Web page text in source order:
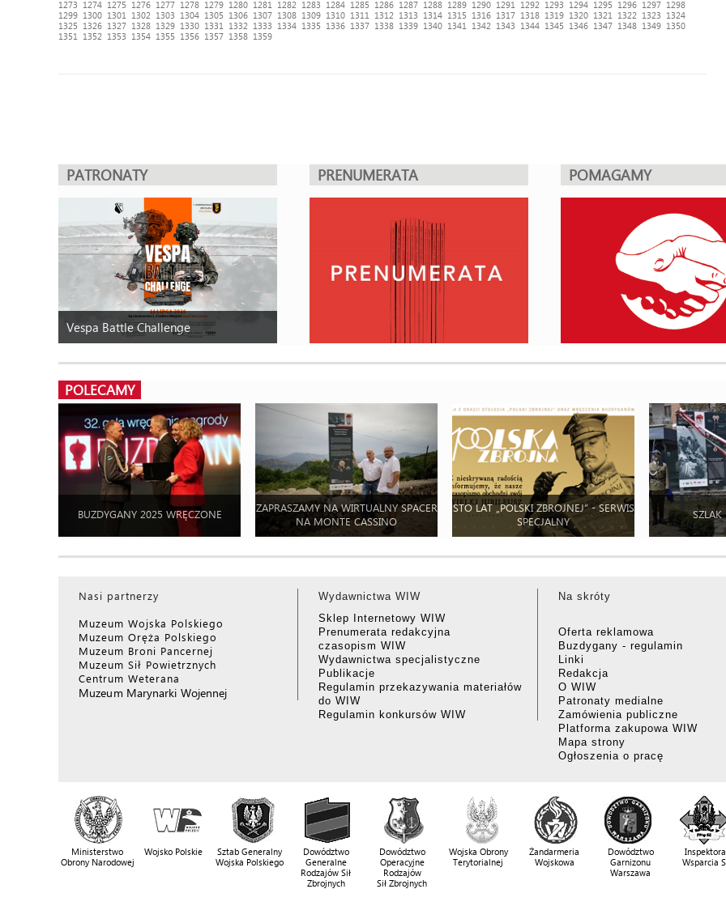
1273
1274 1275 1276 1277 1278 1279 1280 1281 1282 1283 1284 1285 1286 1287 1288 1289 1290 1291 1292 1293 1294 1295 1296 1297 1298
1299 1300 1301 1302 1303 1304 1305 1306 1307 1308 1309 1310 1311 1312 1313 1314 1315 1316 1317 1318 1319 1320 1321 1322 1323
1324
1325
1326 1327 1328 1329 1330 1331 1332 1333 1334 1335 1336 1337 1338 1339 1340 1341 1342 1343 1344 1345 1346 1347 1348 1349 1350
1351
1352 1353 1354 1355 1356 1357 1358 1359
PATRONATY
Vespa Battle Challenge
PRENUMERATA POMAGAMY
POLECAMY
BUZDYGANY 2025 WRĘCZONE
ZAPRASZAMY NA WIRTUALNY SPACER
NA MONTE CASSINO
STO LAT „POLSKI ZBROJNEJ” - SERWIS
SPECJALNY
SZLAK
Nasi partnerzy
Muzeum Wojska Polskiego
Muzeum Oręża Polskiego
Muzeum Broni Pancernej
Muzeum Sił Powietrznych
Centrum Weterana
Muzeum Marynarki Wojennej
Wydawnictwa WIW
Sklep Internetowy WIW
Prenumerata redakcyjna
czasopism WIW
Wydawnictwa specjalistyczne
Publikacje
Regulamin przekazywania materiałów
do WIW
Regulamin konkursów WIW
Na skróty
Oferta reklamowa
Buzdygany - regulamin
Linki
Redakcja
O WIW
Patronaty medialne
Zamówienia publiczne
Platforma zakupowa WIW
Mapa strony
Ogłoszenia o pracę
Ministerstwo
Obrony Narodowej
Wojsko Polskie
Sztab Generalny
Wojska Polskiego
Dowództwo
Generalne
Rodzajów Sił
Zbrojnych
Dowództwo
Operacyjne
Rodzajów
Sił Zbrojnych
Wojska Obrony
Terytorialnej
Żandarmeria
Wojskowa
Dowództwo
Garnizonu
Warszawa
Wsparcia